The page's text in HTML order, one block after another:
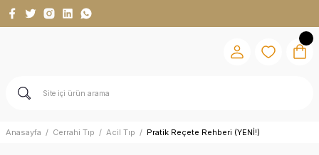
Anasayfa Cerrahi Tıp Acil Tıp Pratik Reçete Rehberi (YENİ!)